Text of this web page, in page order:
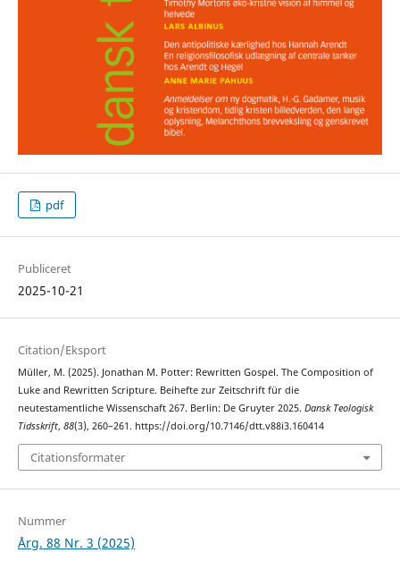
pdf
Publiceret
2025-10-21
Citation/Eksport
Müller, M. (2025). Jonathan M. Potter: Rewritten Gospel. The Composition of
Luke and Rewritten Scripture. Beihefte zur Zeitschrift für die
neutestamentliche Wissenschaft 267. Berlin: De Gruyter 2025. Dansk Teologisk
Tidsskrift, 88(3), 260–261. https://doi.org/10.7146/dtt.v88i3.160414
Citationsformater
Nummer
Årg. 88 Nr. 3 (2025)